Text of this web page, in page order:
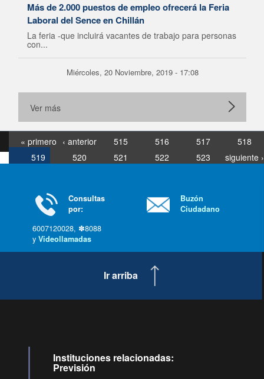
Más de 2.000 puestos de empleo ofrecerá la Feria
Laboral del Sence en Chillán
La feria -que incluirá vacantes de trabajo para personas
con...
Miércoles, 20 Noviembre, 2019 - 17:08
Ver más
« primero ‹ anterior 515 516 517
518
519
520 521 522 523
siguiente ›
Consultas
por:
6007120028, ✽8088
y Videollamadas
Buzón
Ciudadano
Ir arriba
Instituciones relacionadas:
Previsión